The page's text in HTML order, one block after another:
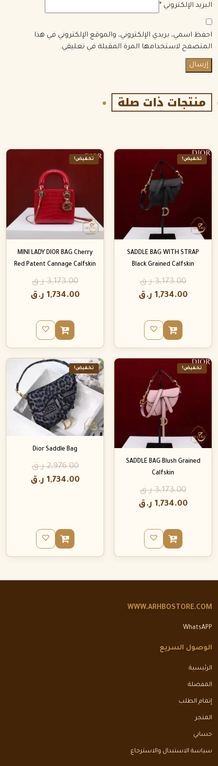
البريد الإلكتروني *
احفظ اسمي، بريدي الإلكتروني، والموقع الإلكتروني في هذا
المتصفح لاستخدامها المرة المقبلة في تعليقي.
منتجات ذات صلة
تخفيض!
SADDLE BAG WITH STRAP
Black Grained Calfskin
3,173.00 ر.ق
1,734.00 ر.ق
تخفيض!
MINI LADY DIOR BAG Cherry
Red Patent Cannage Calfskin
3,173.00 ر.ق
1,734.00 ر.ق
تخفيض!
SADDLE BAG Blush Grained
Calfskin
3,173.00 ر.ق
1,734.00 ر.ق
تخفيض!
Dior Saddle Bag
2,976.00 ر.ق
1,734.00 ر.ق
WWW.ARHBOSTORE.COM
WhatsAPP
الوصول السريع
الرئيسية
المفضلة
إتمام الطلب
المتجر
حسابي
سياسة الاستبدال والاسترجاع